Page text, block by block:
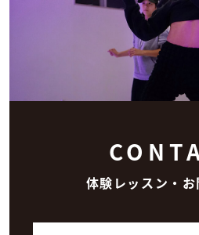
体験レッスン・